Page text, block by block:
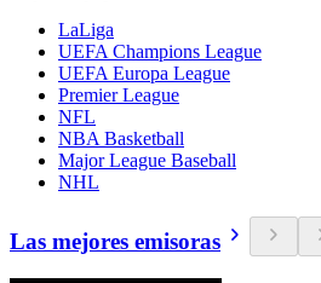
LaLiga
UEFA Champions League
UEFA Europa League
Premier League
NFL
NBA Basketball
Major League Baseball
NHL
Las mejores emisoras